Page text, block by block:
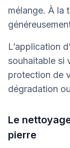
mélange. À la
L’application
souhaitable si
protection de
dégradation
Le
pierre